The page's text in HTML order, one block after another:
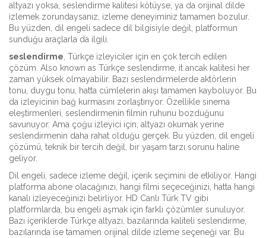
altyazı yoksa, seslendirme kalitesi kötüyse, ya da orijinal dilde
izlemek zorundaysanız, izleme deneyiminiz tamamen bozulur.
Bu yüzden, dil engeli sadece dil bilgisiyle değil, platformun
sunduğu araçlarla da ilgili.
seslendirme Türkçe izleyiciler için en çok tercih edilen
çözüm . Also known as Türkçe seslendirme , it ancak kalitesi her
zaman yüksek olmayabilir. Bazı seslendirmelerde aktörlerin
tonu, duygu tonu, hatta cümlelerin akışı tamamen kayboluyor. Bu
da izleyicinin bağ kurmasını zorlaştırıyor. Özellikle sinema
eleştirmenleri, seslendirmenin filmin ruhunu bozduğunu
savunuyor. Ama çoğu izleyici için, altyazı okumak yerine
seslendirmenin daha rahat olduğu gerçek. Bu yüzden, dil engeli
çözümü, teknik bir tercih değil, bir yaşam tarzı sorunu haline
geliyor.
Dil engeli, sadece izleme değil, içerik seçimini de etkiliyor. Hangi
platforma abone olacağınızı, hangi filmi seçeceğinizi, hatta hangi
kanalı izleyeceğinizi belirliyor. HD Canlı Türk TV gibi
platformlarda, bu engeli aşmak için farklı çözümler sunuluyor.
Bazı içeriklerde Türkçe altyazı, bazılarında kaliteli seslendirme,
bazılarında ise tamamen orijinal dilde izleme seçeneği var. Bu